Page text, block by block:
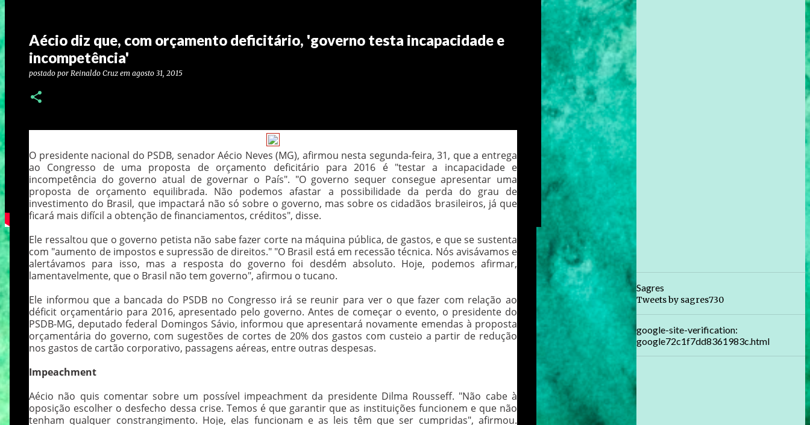
Aécio diz que, com orçamento deficitário, 'governo testa incapacidade e
incompetência'
postado por Reinaldo Cruz em agosto 31, 2015
O presidente nacional do PSDB, senador Aécio Neves (MG), afirmou nesta segunda-feira, 31, que a entrega
ao Congresso de uma proposta de orçamento deficitário para 2016 é "testar a incapacidade e
incompetência do governo atual de governar o País". "O governo sequer consegue apresentar uma
proposta de orçamento equilibrada. Não podemos afastar a possibilidade da perda do grau de
investimento do Brasil, que impactará não só sobre o governo, mas sobre os cidadãos brasileiros, já que
ficará mais difícil a obtenção de financiamentos, créditos", disse.
Ele ressaltou que o governo petista não sabe fazer corte na máquina pública, de gastos, e que se sustenta
com "aumento de impostos e supressão de direitos." "O Brasil está em recessão técnica. Nós avisávamos e
alertávamos para isso, mas a resposta do governo foi desdém absoluto. Hoje, podemos afirmar,
lamentavelmente, que o Brasil não tem governo", afirmou o tucano.
Ele informou que a bancada do PSDB no Congresso irá se reunir para ver o que fazer com relação ao
déficit orçamentário para 2016, apresentado pelo governo. Antes de começar o evento, o presidente do
PSDB-MG, deputado federal Domingos Sávio, informou que apresentará novamente emendas à proposta
orçamentária do governo, com sugestões de cortes de 20% dos gastos com custeio a partir de redução
nos gastos de cartão corporativo, passagens aéreas, entre outras despesas.
Impeachment
Aécio não quis comentar sobre um possível impeachment da presidente Dilma Rousseff. "Não cabe à
oposição escolher o desfecho dessa crise. Temos é que garantir que as instituições funcionem e que não
tenham qualquer constrangimento. Hoje, elas funcionam e as leis têm que ser cumpridas", afirmou.
Sagres
Tweets by sagres730
google-site-verification:
google72c1f7dd8361983c.html